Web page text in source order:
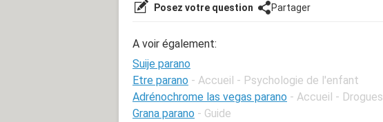
Posez votre question Partager
A voir également:
Suije parano
Etre parano - Accueil - Psychologie de l'enfant
Adrénochrome las vegas parano - Accueil - Drogues
Grana parano - Guide